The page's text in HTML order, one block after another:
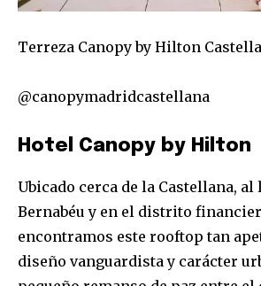
Terreza Canopy by Hilton
@canopymadridcastellana
Hotel Canopy by Hilton
Ubicado cerca de la Castellana, al
Bernabéu y en el distrito
encontramos este rooftop tan
diseño vanguardista y carácter